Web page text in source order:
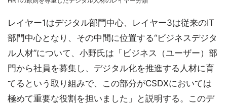
レイヤー1はデジタル部門中心、レイヤー3は従来のIT
部門中心となり、その中間に位置する“ビジネスデジタ
ル人材”について、小野氏は「ビジネス（ユーザー）部
門から社員を募集し、デジタル化を推進する人材に育
てるという取り組みで、この部分がCSDXにおいては
極めて重要な役割を担いました」と説明する。このデ